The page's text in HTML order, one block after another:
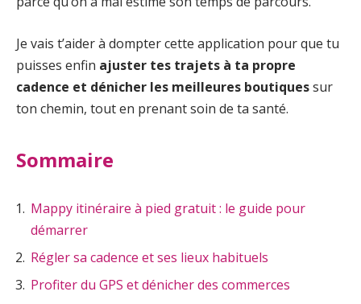
Je vais t’aider à dompter cette application pour que tu
puisses enfin ajuster tes trajets à ta propre
cadence et dénicher les meilleures boutiquessur
ton chemin, tout en prenant soin de ta santé.
Sommaire
Mappy itinéraire à pied gratuit : le guide pour
démarrer
Régler sa cadence et ses lieux habituels
Profiter du GPS et dénicher des commerces